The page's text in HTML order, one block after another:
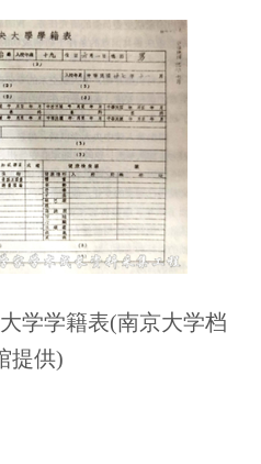
学学籍表(南京大学档
提供)